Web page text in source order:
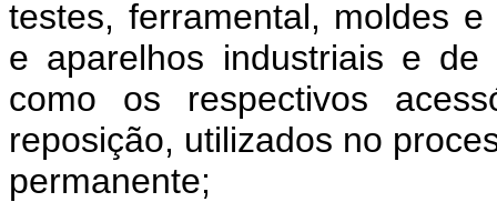
testes, ferramental, moldes
e aparelhos industriais e
como os respectivos
reposição, utilizados no
permanente;